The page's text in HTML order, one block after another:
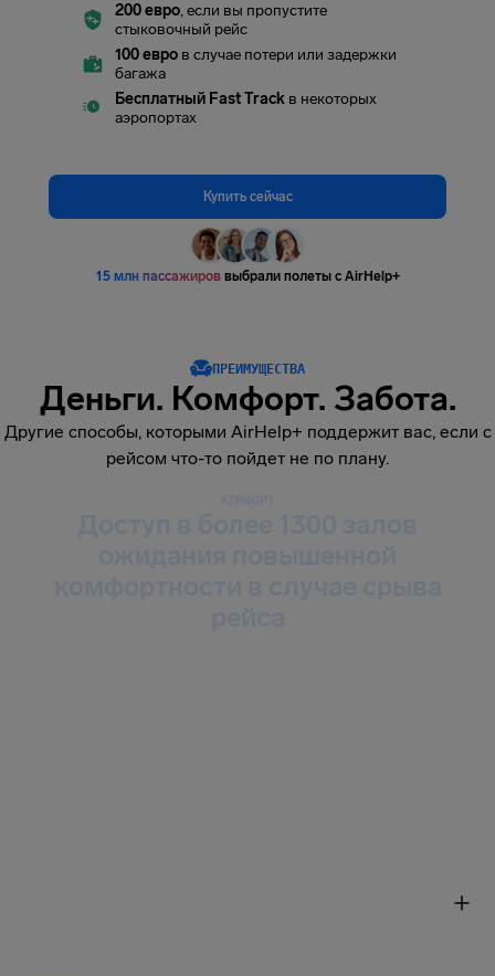
200 евро, если вы пропустите
стыковочный рейс
100 евро в случае потери или задержки
багажа
Бесплатный Fast Track в некоторых
аэропортах
Купить сейчас
15 млн пассажироввыбрали полеты с AirHelp+
ПРЕИМУЩЕСТВА
Деньги. Комфорт. Забота.
Другие способы, которыми AirHelp+ поддержит вас, если с
рейсом что-то пойдет не по плану.